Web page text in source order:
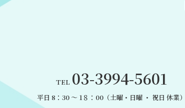
TEL 03-3994-5601
平日 8：30 〜 1８：00 （土曜・日曜 ・ 祝日 休業）